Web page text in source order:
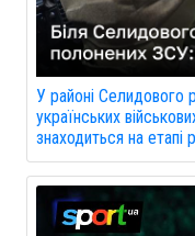
У районі Селидового
українських
знаходиться на етапі